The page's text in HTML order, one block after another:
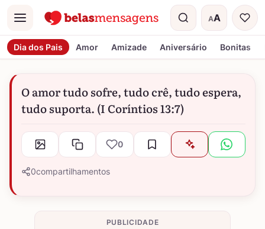
Menu AA
Tamanho do
Dia dos Pais Amor Amizade Aniversário Bonitas
O amor tudo sofre, tudo crê, tudo espera,
tudo suporta. (I Coríntios 13:7)
0
0compartilhamentos
PUBLICIDADE